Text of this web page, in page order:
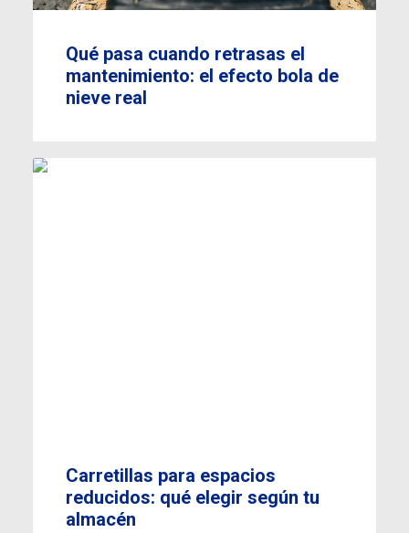
Qué pasa cuando retrasas el
mantenimiento: el efecto bola de
nieve real
Carretillas para espacios
reducidos: qué elegir según tu
almacén